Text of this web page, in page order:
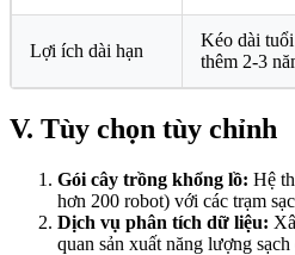
Lợi ích dài hạn
Kéo dài
thêm 2-3
V. Tùy chọn tùy chỉnh
Gói cây trồng khổng lồ: Hệ
hơn 200 robot) với các trạm
Dịch vụ phân tích dữ liệu:
quan sản xuất năng lượng